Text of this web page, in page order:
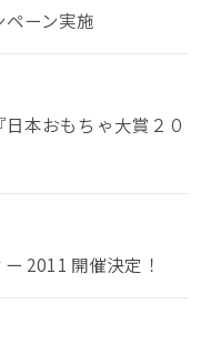
ーン実施
本おもちゃ大賞２０
2011 開催決定！